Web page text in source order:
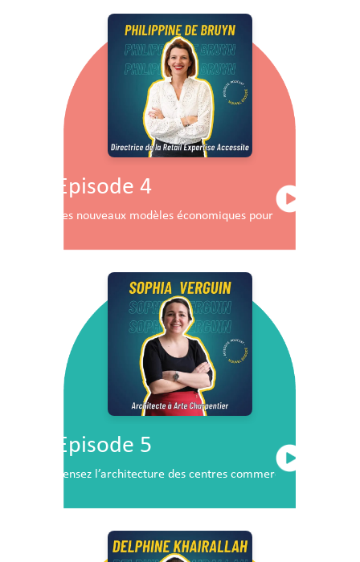
Episode 4
Les nouveaux modèles économiques pour les centres
Episode 5
Pensez l’architecture des centres commerciaux de demain